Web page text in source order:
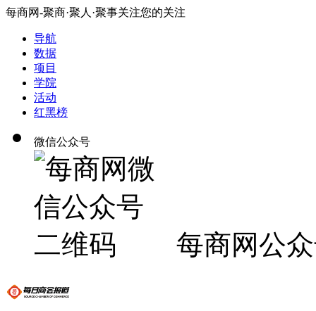
每商网-聚商·聚人·聚事关注您的关注
导航
数据
项目
学院
活动
红黑榜
微信公众号
每商网公